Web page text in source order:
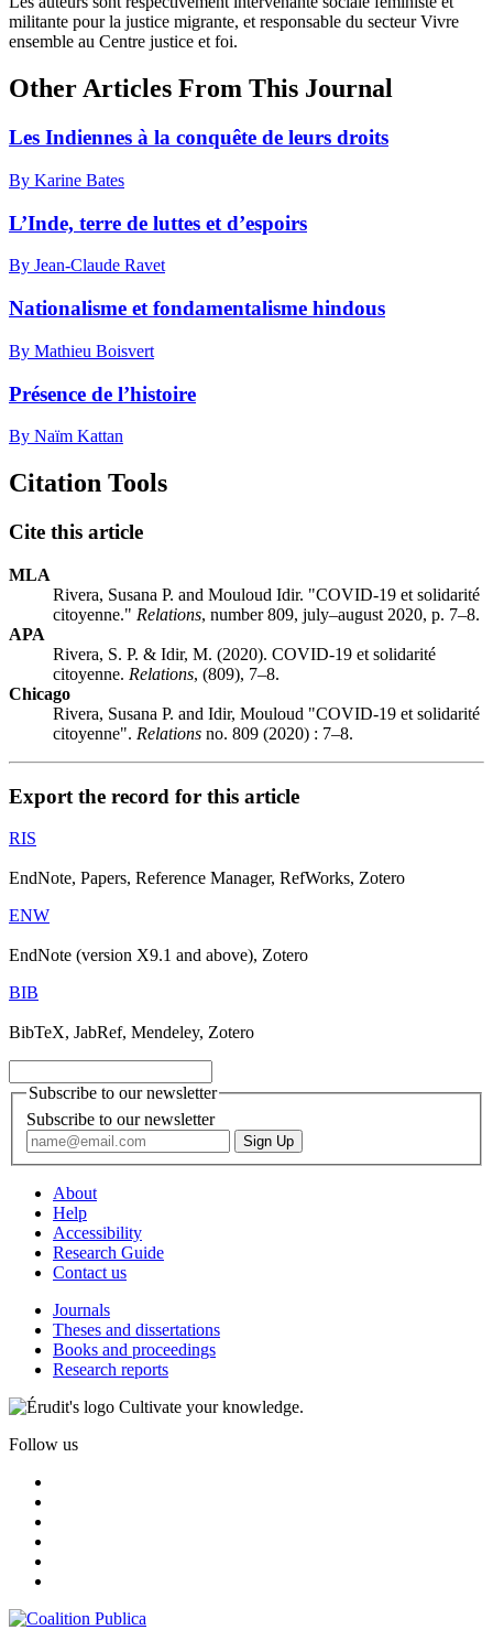
militante pour la justice migrante, et responsable du secteur Vivre
ensemble au Centre justice et foi.
Other Articles From This Journal
Les Indiennes à la conquête de leurs droits
By Karine Bates
L’Inde, terre de luttes et d’espoirs
By Jean-Claude Ravet
Nationalisme et fondamentalisme hindous
By Mathieu Boisvert
Présence de l’histoire
By Naïm Kattan
Citation Tools
Cite this article
MLA
Rivera, Susana P. and Mouloud Idir. "COVID-19 et solidarité
citoyenne." Relations, number 809, july–august 2020, p. 7–8.
APA
Rivera, S. P. & Idir, M. (2020). COVID-19 et solidarité
citoyenne. Relations, (809), 7–8.
Chicago
Rivera, Susana P. and Idir, Mouloud "COVID-19 et solidarité
citoyenne". Relations no. 809 (2020) : 7–8.
Export the record for this article
RIS
EndNote, Papers, Reference Manager, RefWorks, Zotero
ENW
EndNote (version X9.1 and above), Zotero
BIB
BibTeX, JabRef, Mendeley, Zotero
Subscribe to our newsletter
Subscribe to our newsletter
About
Help
Accessibility
Research Guide
Contact us
Journals
Theses and dissertations
Books and proceedings
Research reports
Cultivate your knowledge.
Follow us